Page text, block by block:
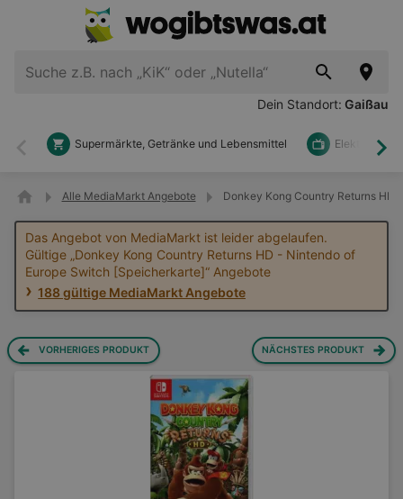
Dein Standort: Gaißau
Zurück
Supermärkte, Getränke und Lebensmittel Elektronik
Alle MediaMarkt Angebote Donkey Kong Country Returns
Das Angebot von MediaMarkt ist leider abgelaufen.
Gültige „Donkey Kong Country Returns HD - Nintendo of
Europe Switch [Speicherkarte]“ Angebote
188 gültige MediaMarkt Angebote
VORHERIGES PRODUKT NÄCHSTES PRODUKT